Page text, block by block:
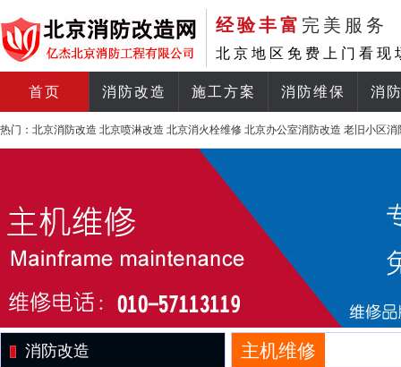
经验丰富 完美服务
北京地区免费上门看现
首页 消防改造 施工方案 消防维保 消
热门： 北京消防改造 北京喷淋改造 北京消火栓维修 北京办公室消防改造 老旧小区消
消防改造 主机维修